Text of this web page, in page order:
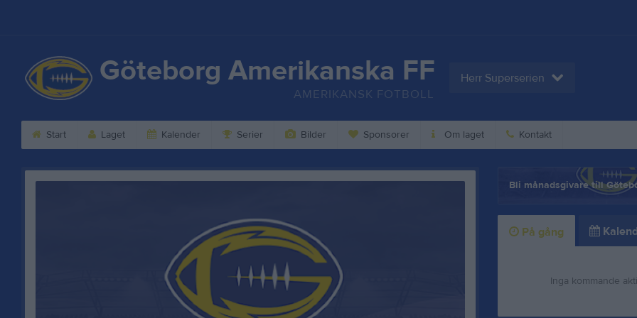
Göteborg Amerikanska FF
AMERIKANSK FOTBOLL
Herr Superserien
Start Laget Kalender Serier Bilder Sponsorer Om laget Kontakt
Bli månadsgivare till
På gång
Inga kommande